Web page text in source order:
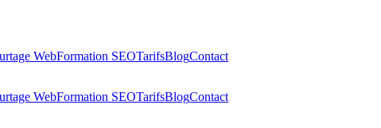
WebFormation SEOTarifsBlogContact
WebFormation SEOTarifsBlogContact